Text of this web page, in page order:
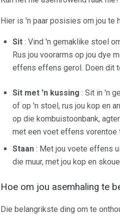
Hier is 'n paar posisies om jou te
Sit : Vind 'n gemaklike stoel
Rus jou voorarms op jou dye
effens effens gerol. Doen dit
Sit met 'n kussing : Sit in 'n
of op 'n stoel, rus jou kop en
op die kombuistoonbank,
met een voet effens vorentoe
Staan : Met jou voete effens
die muur, met jou kop en
Hoe om jou asemhaling te
Die belangrikste ding om te